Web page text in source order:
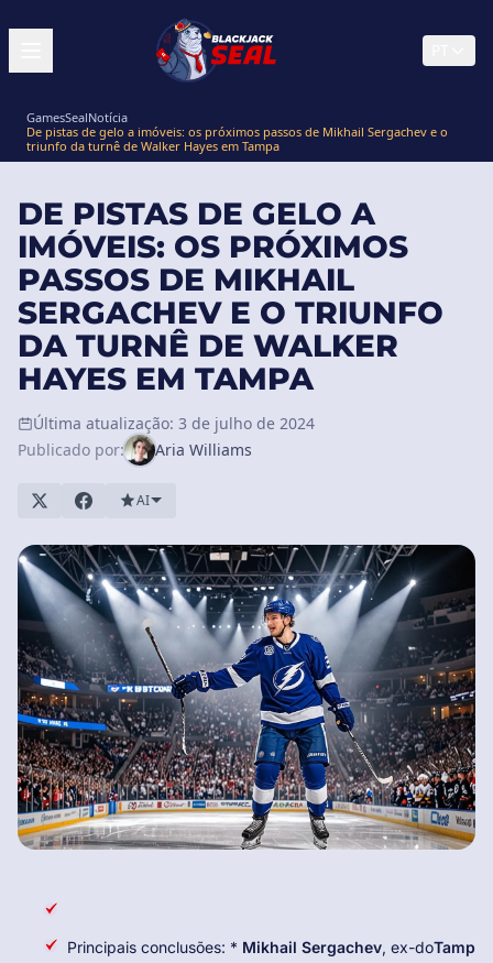
GamesSealNotícia
De pistas de gelo a imóveis: os próximos passos de Mikhail Sergachev e o
triunfo da turnê de Walker Hayes em Tampa
DE PISTAS DE GELO A
IMÓVEIS: OS PRÓXIMOS
PASSOS DE MIKHAIL
SERGACHEV E O TRIUNFO
DA TURNÊ DE WALKER
HAYES EM TAMPA
Última atualização: 3 de julho de 2024
Publicado por:
Aria Williams
AI
Principais conclusões: * Mikhail Sergachev, ex-doTampa